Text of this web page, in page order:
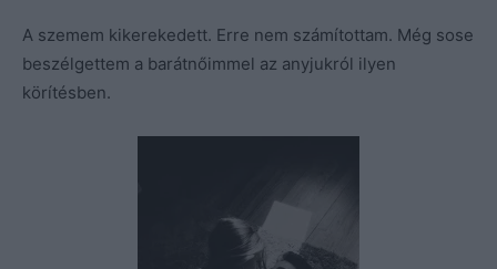
A szemem kikerekedett. Erre nem számítottam. Még sose
beszélgettem a barátnőimmel az anyjukról ilyen
körítésben.